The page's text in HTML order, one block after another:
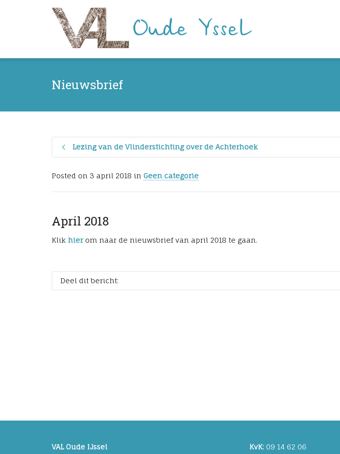
Nieuwsbrief
Lezing van de Vlinderstichting over de Achterhoek
Posted on 3 april 2018 in Geen categorie
April 2018
Klik hierom naar de nieuwsbrief van april 2018 te gaan.
Deel dit bericht:
VAL Oude IJssel
KvK: 09 14 62 06